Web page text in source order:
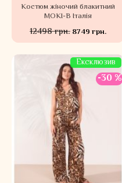
Костюм жіночий блакитний
MOKI-B Італія
12498 грн. 8749 грн.
Ексклюзив
-30 %